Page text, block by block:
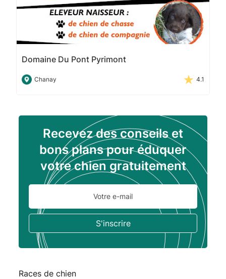
Domaine Du Pont Pyrimont
Chanay 4.1
Recevez des conseils et
bons plans pour éduquer
votre chien gratuitement
Races de chien